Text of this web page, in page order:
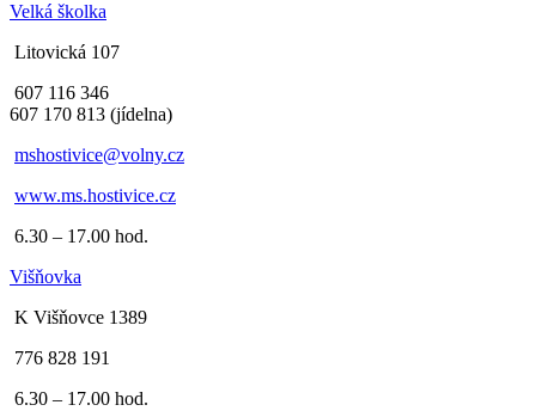
Velká školka
Litovická 107
607 116 346
607 170 813 (jídelna)
mshostivice@volny.cz
www.ms.hostivice.cz
6.30 – 17.00 hod.
Višňovka
K Višňovce 1389
776 828 191
6.30 – 17.00 hod.